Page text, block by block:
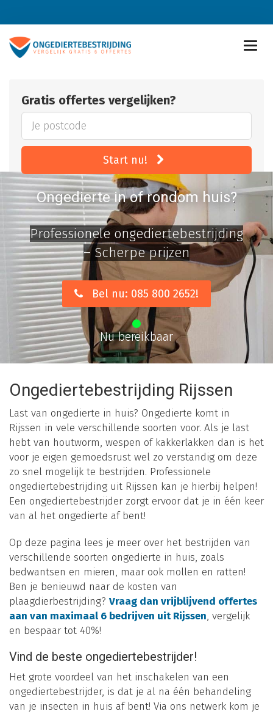
Gratis offertes vergelijken?
Start nu!
Ongedierte in of rondom huis?
Professionele ongediertebestrijding
– Scherpe prijzen
Bel nu: 085 800 2652!
Nu bereikbaar
Ongediertebestrijding Rijssen
Last van ongedierte in huis? Ongedierte komt in
Rijssen in vele verschillende soorten voor. Als je last
hebt van houtworm, wespen of kakkerlakken dan is het
voor je eigen gemoedsrust wel zo verstandig om deze
zo snel mogelijk te bestrijden. Professionele
ongediertebestrijding uit Rijssen kan je hierbij helpen!
Een ongediertebestrijder zorgt ervoor dat je in één keer
van al het ongedierte af bent!
Op deze pagina lees je meer over het bestrijden van
verschillende soorten ongedierte in huis, zoals
bedwantsen en mieren, maar ook mollen en ratten!
Ben je benieuwd naar de kosten van
plaagdierbestrijding? Vraag dan vrijblijvend offertes
aan van maximaal 6 bedrijven uit Rijssen, vergelijk
en bespaar tot 40%!
Vind de beste ongediertebestrijder!
Het grote voordeel van het inschakelen van een
ongediertebestrijder, is dat je al na één behandeling
van je insecten in huis af bent! Via ons netwerk kom je